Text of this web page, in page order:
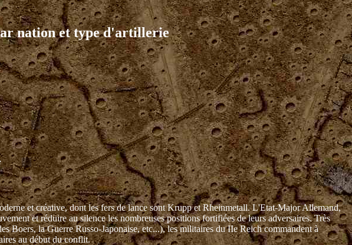
nation et type d'artillerie
et créative, dont les fers de lance sont Krupp et Rheinmetall. L'Etat-Major Allemand,
et réduire au silence les nombreuses positions fortifiées de leurs adversaires. Très
Boers, la Guerre Russo-Japonaise, etc...), les militaires du IIe Reich commandent à
au début du conflit.